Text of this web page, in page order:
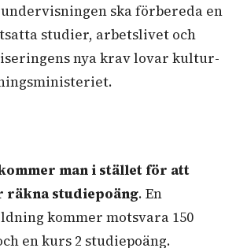
ska förbereda en
studier, arbetslivet och
nya krav lovar kultur-
man i stället för att
räkna studiepoäng. En
kommer motsvara 150
en kurs 2 studiepoäng.